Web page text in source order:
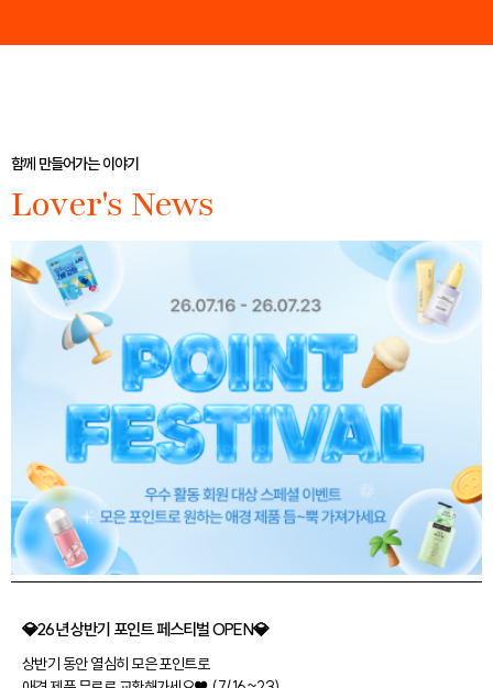
함께 만들어가는 이야기
Lover's News
💎26년 상반기 포인트 페스티벌 OPEN💎
상반기 동안 열심히 모은 포인트로